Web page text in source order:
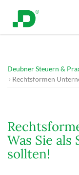
Deubner Steuern &
Rechtsformen
Was Sie
sollten!